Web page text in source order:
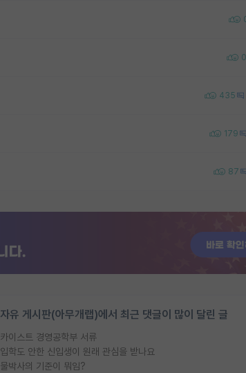
0
435
179
87
자유 게시판(아무개랩)에서 최근 댓글이 많이 달린 글
카이스트 경영공학부 서류
입학도 안한 신입생이 원래 관심을 받나요
물박사의 기준이 뭐임?